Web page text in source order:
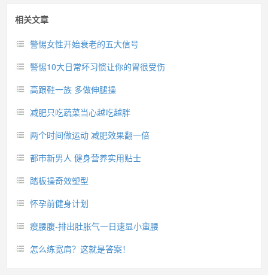
相关文章
警惕女性开始衰老的五大信号
警惕10大日常坏习惯让你的胃很受伤
高跟鞋一族 多做伸腿操
减肥只吃蔬菜当心越吃越胖
两个时间做运动 减肥效果翻一倍
都市新男人 健身营养实用贴士
踏板操奇效塑型
怀孕前健身计划
瘦腰腹-排出肚胀气一日速显小蛮腰
怎么练宽肩？这就是答案！